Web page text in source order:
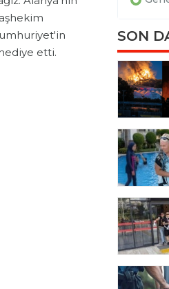
hediye etti.
SON